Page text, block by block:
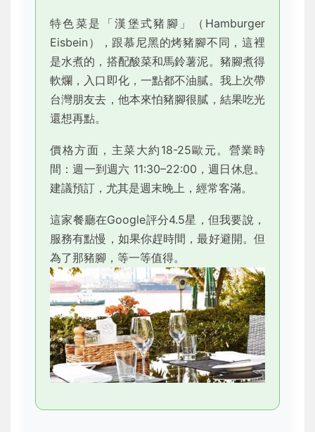
特色菜是「漢堡式豬腳」（Hamburger
Eisbein），跟慕尼黑的烤豬腳不同，這裡
是水煮的，搭配酸菜和馬鈴薯泥。豬腳煮得
軟爛，入口即化，一點都不油膩。我上次帶
台灣朋友去，他本來怕豬腳很膩，結果吃光
還想再點。
價格方面，主菜大約18-25歐元。營業時
間：週一到週六 11:30–22:00，週日休息。
建議預訂，尤其是週末晚上，經常客滿。
這家餐廳在Google評分4.5星，但我要說，
服務有點慢，如果你趕時間，最好避開。但
為了那豬腳，等一等值得。